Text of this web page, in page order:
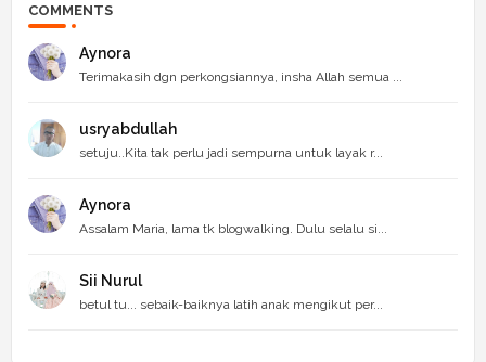
COMMENTS
Aynora
Terimakasih dgn perkongsiannya, insha Allah semua ...
usryabdullah
setuju..Kita tak perlu jadi sempurna untuk layak r...
Aynora
Assalam Maria, lama tk blogwalking. Dulu selalu si...
Sii Nurul
betul tu... sebaik-baiknya latih anak mengikut per...